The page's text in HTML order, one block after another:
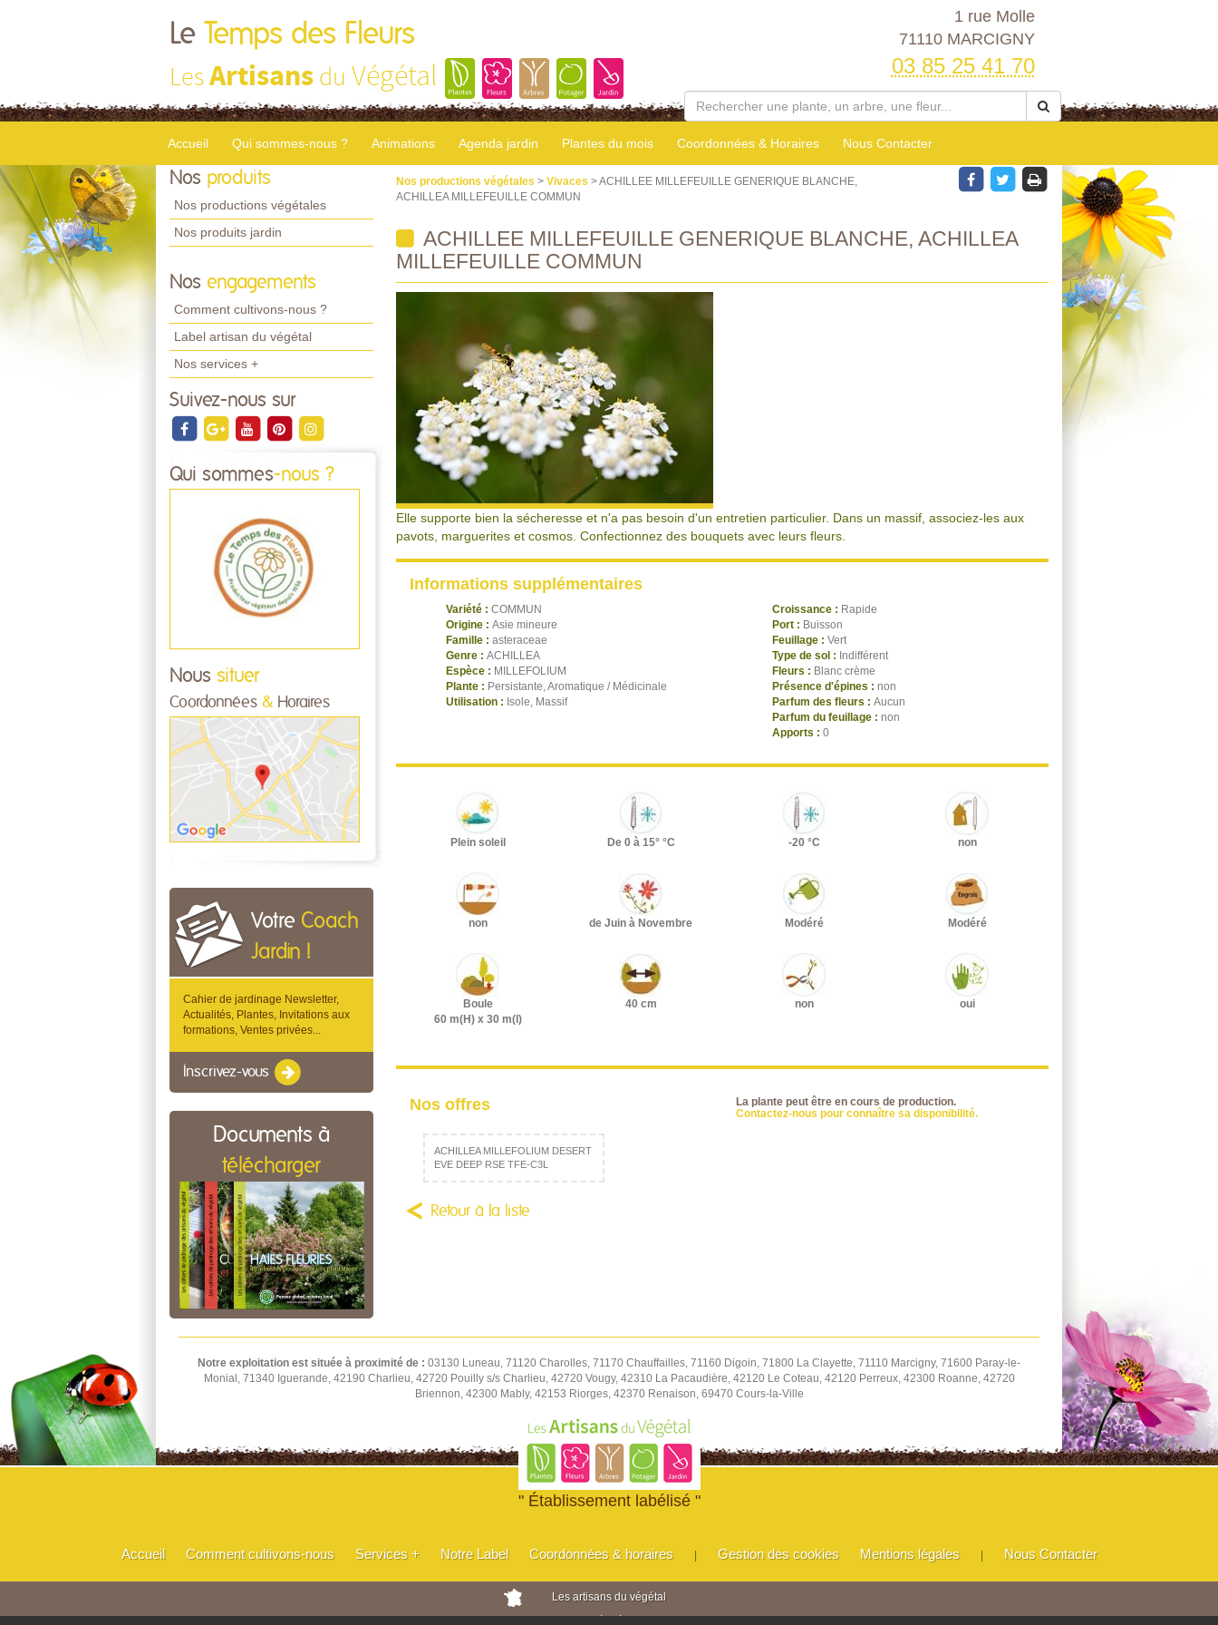
Le Temps des Fleurs
LesArtisans du Végétal
1 rue Molle
71110 MARCIGNY
03 85 25 41 70
Accueil Qui sommes-nous ? Animations Agenda jardin Plantes du mois Coordonnées & Horaires Nous Contacter
Nos produits
Nos productions végétales
Nos produits jardin
Nos engagements
Comment cultivons-nous ?
Label artisan du végétal
Nos services +
Suivez-nous sur
Qui sommes-nous ?
Nous situer
Coordonnées & Horaires
Votre Coach
Jardin !
Cahier de jardinage Newsletter,
Actualités, Plantes, Invitations aux
formations, Ventes privées...
Inscrivez-vous
Documents à
télécharger
Nos productions végétales > Vivaces > ACHILLEE MILLEFEUILLE GENERIQUE BLANCHE,
ACHILLEA MILLEFEUILLE COMMUN
ACHILLEE MILLEFEUILLE GENERIQUE BLANCHE, ACHILLEA
MILLEFEUILLE COMMUN
Elle supporte bien la sécheresse et n'a pas besoin d'un entretien particulier. Dans un massif, associez-les aux
pavots, marguerites et cosmos. Confectionnez des bouquets avec leurs fleurs.
Informations supplémentaires
Variété : COMMUN
Origine : Asie mineure
Famille : asteraceae
Genre : ACHILLEA
Espèce : MILLEFOLIUM
Plante : Persistante, Aromatique / Médicinale
Utilisation : Isole, Massif
Croissance : Rapide
Port : Buisson
Feuillage : Vert
Type de sol : Indifférent
Fleurs : Blanc crème
Présence d'épines : non
Parfum des fleurs : Aucun
Parfum du feuillage : non
Apports : 0
Plein soleil De 0 à 15° °C -20 °C non
non de Juin à Novembre Modéré Modéré
Boule
60 m(H) x 30 m(l)
40 cm non oui
Nos offres
La plante peut être en cours de production.
Contactez-nous pour connaître sa disponibilité.
ACHILLEA MILLEFOLIUM DESERT
EVE DEEP RSE TFE-C3L
Retour à la liste
Notre exploitation est située à proximité de : 03130 Luneau, 71120 Charolles, 71170 Chauffailles, 71160 Digoin, 71800 La Clayette, 71110 Marcigny, 71600 Paray-le-
Monial, 71340 Iguerande, 42190 Charlieu, 42720 Pouilly s/s Charlieu, 42720 Vougy, 42310 La Pacaudière, 42120 Le Coteau, 42120 Perreux, 42300 Roanne, 42720
Briennon, 42300 Mably, 42153 Riorges, 42370 Renaison, 69470 Cours-la-Ville
" Établissement labélisé "
Accueil Comment cultivons-nous Services + Notre Label Coordonnées & horaires Gestion des cookies Mentions légales Nous Contacter
Les artisans du végétal